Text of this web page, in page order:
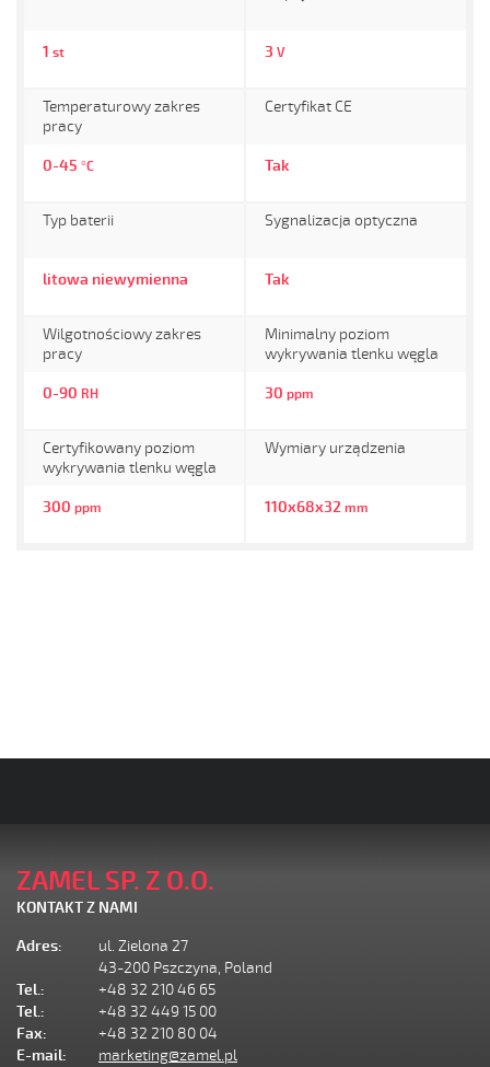
1 st 3 V
Temperaturowy zakres
pracy
0-45 °C
Certyfikat CE
Tak
Typ baterii
litowa niewymienna
Sygnalizacja optyczna
Tak
Wilgotnościowy zakres
pracy
0-90 RH
Minimalny poziom
wykrywania tlenku węgla
30 ppm
Certyfikowany poziom
wykrywania tlenku węgla
300 ppm
Wymiary urządzenia
110x68x32 mm
ZAMEL SP. Z O.O.
KONTAKT Z NAMI
Adres:
ul. Zielona 27
43-200 Pszczyna, Poland
Tel.:
+48 32 210 46 65
Tel.:
+48 32 449 15 00
Fax:
+48 32 210 80 04
E-mail:
marketing@zamel.pl